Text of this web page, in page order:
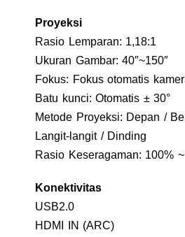
Proyeksi
Rasio Lemparan: 1,18:1
Ukuran Gambar: 40″~150″
Fokus: Fokus otomatis
Batu kunci: Otomatis ± 30°
Metode Proyeksi: Depan /
Langit-langit / Dinding
Rasio Keseragaman: 100%
Konektivitas
USB2.0
HDMI IN (ARC)